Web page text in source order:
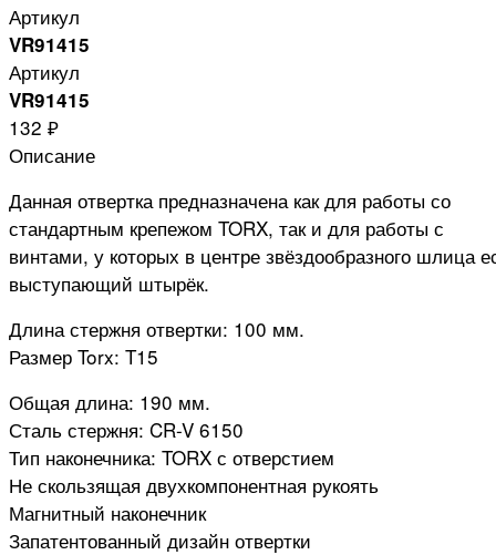
Артикул
VR91415
Артикул
VR91415
132 ₽
Описание
Данная отвертка предназначена как для работы со
стандартным крепежом TORX, так и для работы с
винтами, у которых в центре звёздообразного шлица
выступающий штырёк.
Длина стержня отвертки: 100 мм.
Размер Torx: T15
Общая длина: 190 мм.
Сталь стержня: CR-V 6150
Тип наконечника: TORX с отверстием
Не скользящая двухкомпонентная рукоять
Магнитный наконечник
Запатентованный дизайн отвертки